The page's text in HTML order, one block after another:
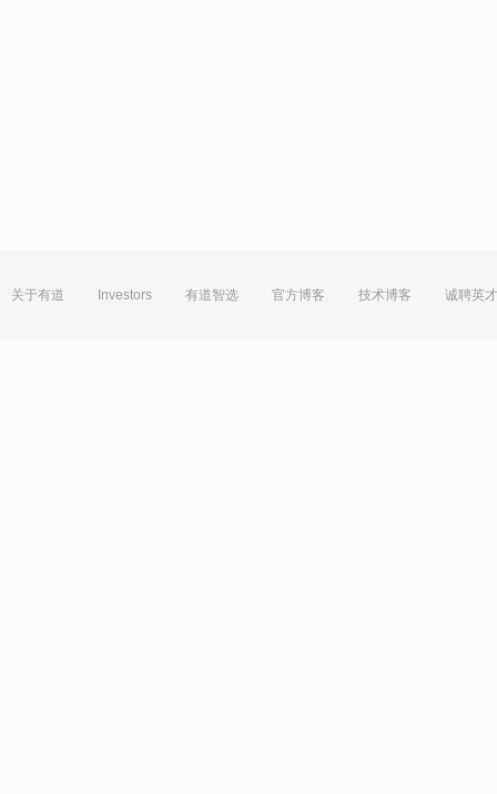
关于有道 Investors 有道智选 官方博客 技术博客 诚聘英才